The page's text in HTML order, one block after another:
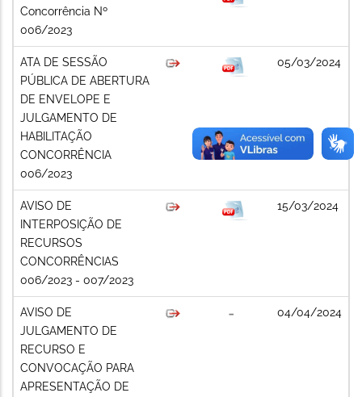
Concorrência Nº
006/2023
ATA DE SESSÃO
PÚBLICA DE ABERTURA
DE ENVELOPE E
JULGAMENTO DE
HABILITAÇÃO
CONCORRÊNCIA
006/2023
05/03/2024
AVISO DE
INTERPOSIÇÃO DE
RECURSOS
CONCORRÊNCIAS
006/2023 - 007/2023
15/03/2024
AVISO DE
JULGAMENTO DE
RECURSO E
CONVOCAÇÃO PARA
APRESENTAÇÃO DE
04/04/2024